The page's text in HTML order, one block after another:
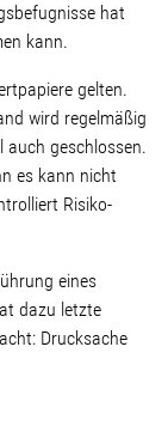
hat
kann.
gelten.
wird regelmäßig
geschlossen.
es kann nicht
Risiko-
eines
dazu letzte
Drucksache